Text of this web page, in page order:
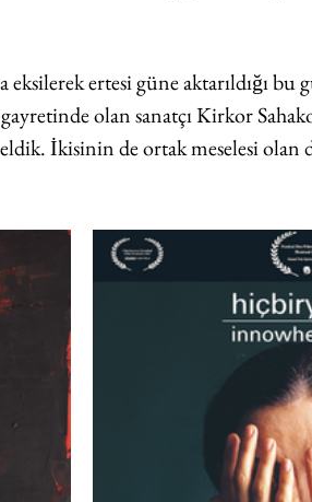
ertesi güne aktarıldığı
olan sanatçı Kirkor
İkisinin de ortak meselesi olan